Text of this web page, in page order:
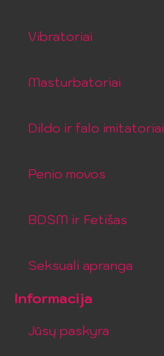
Vibratoriai
Masturbatoriai
Dildo ir falo imitatoriai
Penio movos
BDSM ir Fetišas
Seksuali apranga
Informacija
Jūsų paskyra